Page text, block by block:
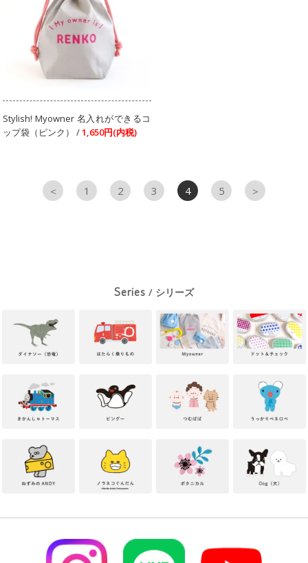
Stylish! Myowner 名入れができるコ
ップ袋（ピンク） /1,650円(内税)
＜ 1 2 3 4 5 ＞
Series / シリーズ